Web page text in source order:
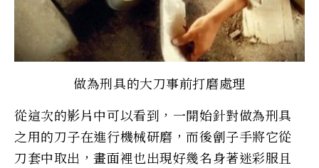
做為刑具的大刀事前打磨處理
從這次的影片中可以看到，一開始針對做為刑具
之用的刀子在進行機械研磨，而後劊子手將它從
刀套中取出，畫面裡也出現好幾名身著迷彩服且